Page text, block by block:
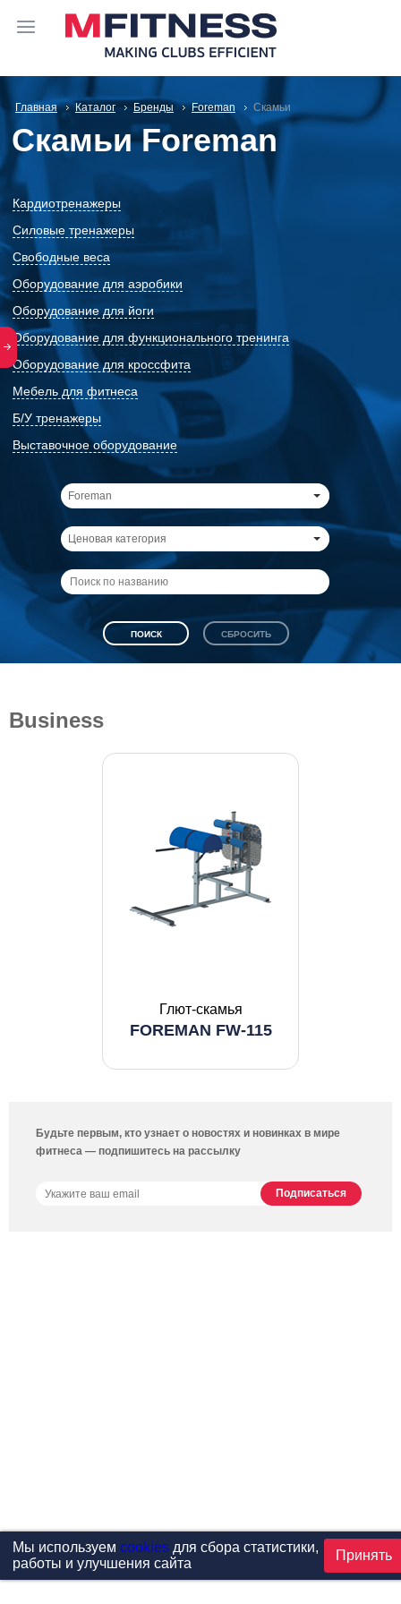
Главная Каталог Бренды Foreman Скамьи
Скамьи Foreman
Кардиотренажеры
Силовые тренажеры
Свободные веса
Оборудование для аэробики
Оборудование для йоги
Оборудование для функционального тренинга
Оборудование для кроссфита
Мебель для фитнеса
Б/У тренажеры
Выставочное оборудование
Foreman
Ценовая категория
Business
Глют-скамья
FOREMAN FW-115
Будьте первым, кто узнает о новостях и новинках в мире
фитнеса — подпишитесь на рассылку
Мы используем cookiesдля сбора статистики,
работы и улучшения сайта
Принять